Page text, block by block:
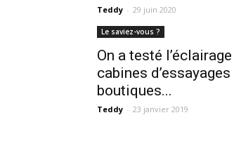
Teddy - 29 juin 2020
Le saviez-vous ?
On a testé
cabines
boutiques...
Teddy - 23 janvier 2019